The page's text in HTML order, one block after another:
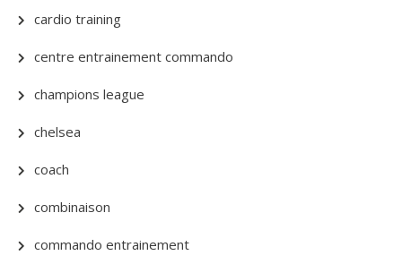
cardio training
centre entrainement commando
champions league
chelsea
coach
combinaison
commando entrainement